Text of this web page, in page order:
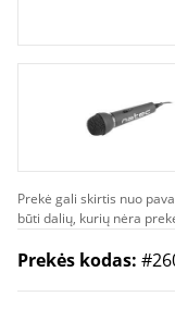
Prekė gali skirtis nuo
būti dalių, kurių nėra
Prekės kodas: